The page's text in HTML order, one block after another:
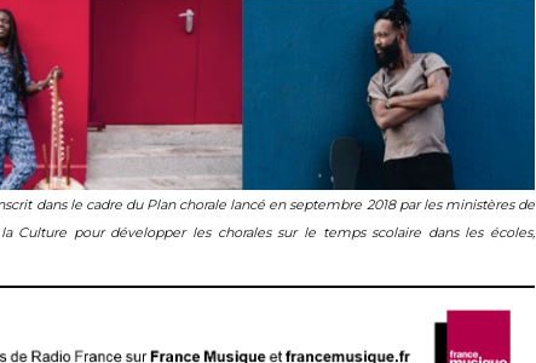
dans le cadre du Plan chorale lancé en septembre 2018 par les ministères de
Culture pour développer les chorales sur le temps scolaire dans les écoles,